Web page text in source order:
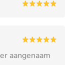
aangenaam